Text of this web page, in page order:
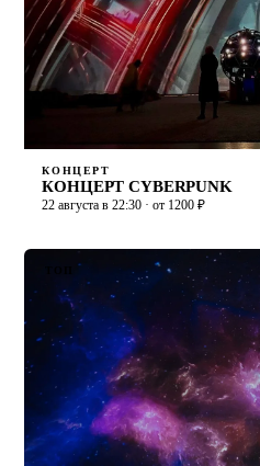
КОНЦЕРТ
КОНЦЕРТ CYBERPUNK
22 августа в 22:30 · от 1200 ₽